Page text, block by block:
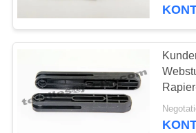
Ersatzteile
Luftjet-